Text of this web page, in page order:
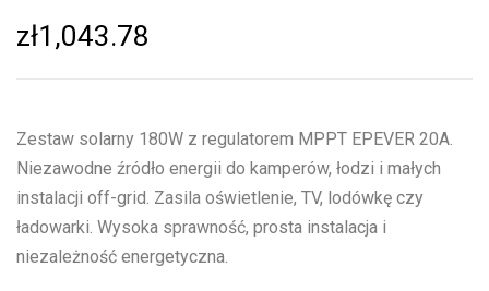
zł1,043.78
Zestaw solarny 180W z regulatorem MPPT EPEVER 20A.
Niezawodne źródło energii do kamperów, łodzi i małych
instalacji off-grid. Zasila oświetlenie, TV, lodówkę czy
ładowarki. Wysoka sprawność, prosta instalacja i
niezależność energetyczna.